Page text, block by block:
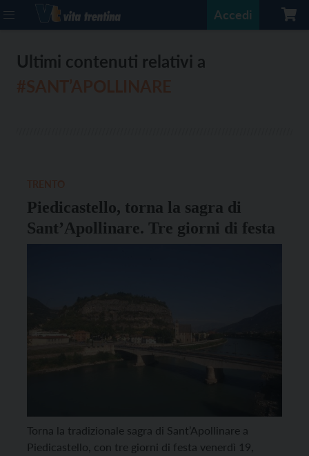
Accedi
Ultimi contenuti relativi a
Piedicastello, torna la sagra di
Sant’Apollinare. Tre giorni di festa
Torna la tradizionale sagra di Sant’Apollinare a
Piedicastello, con tre giorni di festa venerdì 19,